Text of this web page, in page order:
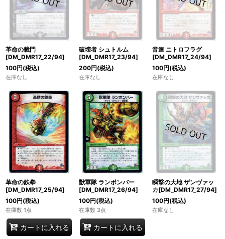
革命の裁門
[DM_DMR17_22/94]
100円(税込)
在庫なし
破壊者 シュトルム
[DM_DMR17_23/94]
200円(税込)
在庫なし
音速 ニトロフラグ
[DM_DMR17_24/94]
100円(税込)
在庫なし
革命の鉄拳
[DM_DMR17_25/94]
100円(税込)
在庫数 1点
カートに入れる
獣軍隊 ランボンバー
[DM_DMR17_26/94]
100円(税込)
在庫数 3点
カートに入れる
瞬撃の大地 ザンヴァッ
カ[DM_DMR17_27/94]
100円(税込)
在庫なし